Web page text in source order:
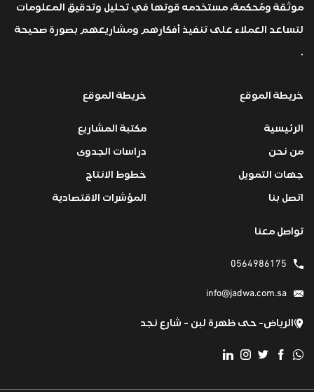
موثقة ومُحكمة، مستخدمه قوتها في تحليل وتدقيق المعلومات
لتساعد العملاء على تنفيذ أفكارهم ومشاريعهم بصورة صحيحة
.
خريطة الموقع
الرئيسية
من نحن
جهات التمويل
اتصل بنا
خريطة الموقع
مكتبة المشاريع
دراسات الجدوى
خطوط الانتاج
المؤشرات الاقتصادية
تواصل معنا
0564986175
info@jadwa.com.sa
الرياض- حى ظهرة لبن - شارع نجد